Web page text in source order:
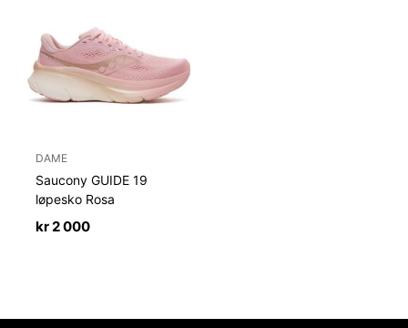
DAME
Saucony GUIDE 19
løpesko Rosa
kr2 000